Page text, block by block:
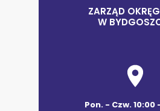
ZARZĄD
W
Pon. - Czw. 10:00